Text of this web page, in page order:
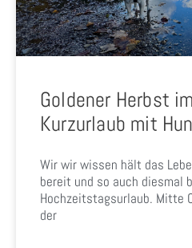
Goldener Herbst
Kurzurlaub mit
Wir wir wissen hält das
bereit und so auch diesmal
Hochzeitstagsurlaub. Mitte
der